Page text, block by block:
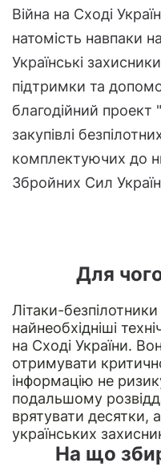
Війна на Сході
натомість навпаки
Українські
підтримки та
благодійний проект
закупівлі
комплектуючих до
Збройних Сил
Для
Літаки-
найнеобхідніші
на Сході України.
отримувати
інформацію не
подальшому
врятувати десятки,
українських
На що